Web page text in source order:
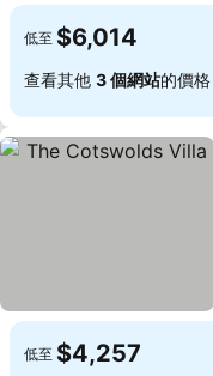
低至 $6,014
查看其他 3 個網站的價格
低至 $4,257